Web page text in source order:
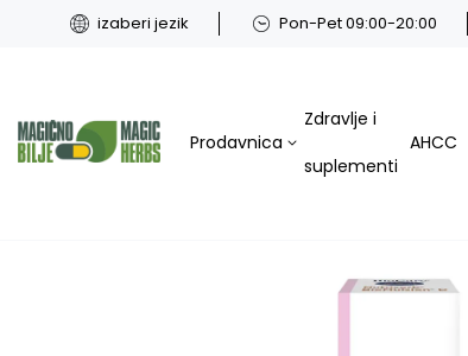
izaberi jezik Pon-Pet 09:00-20:00
Prodavnica
Zdravlje i
suplementi
AHCC